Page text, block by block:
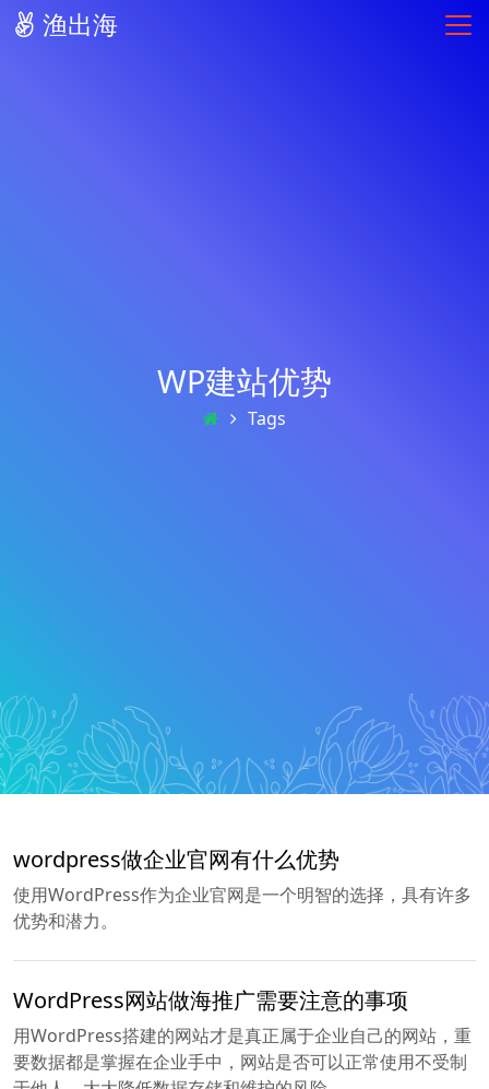
渔出海
WP建站优势
Tags
wordpress做企业官网有什么优势
使用WordPress作为企业官网是一个明智的选择，具有许多
优势和潜力。
WordPress网站做海推广需要注意的事项
用WordPress搭建的网站才是真正属于企业自己的网站，重
要数据都是掌握在企业手中，网站是否可以正常使用不受制